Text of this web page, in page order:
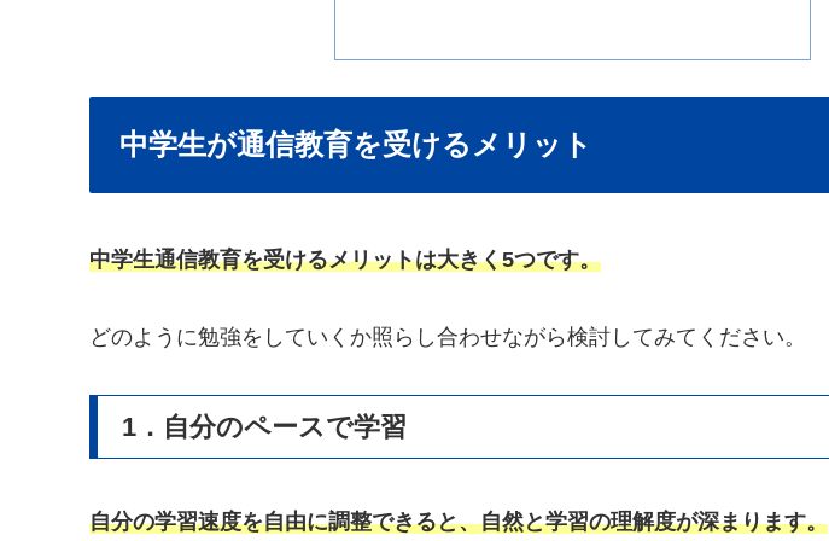
中学生が通信教育を受けるメリット
中学生通信教育を受けるメリットは大きく5つです。
どのように勉強をしていくか照らし合わせながら検討してみてください。
1．自分のペースで学習
自分の学習速度を自由に調整できると、自然と学習の理解度が深まります。